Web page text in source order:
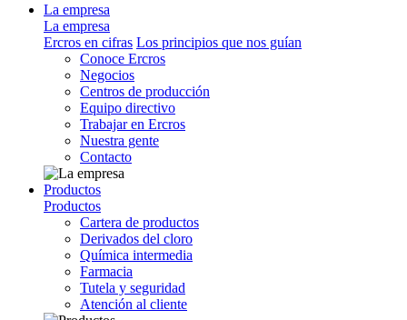
La empresa
La empresa
Ercros en cifras Los principios que nos guían
Conoce Ercros
Negocios
Centros de producción
Equipo directivo
Trabajar en Ercros
Nuestra gente
Contacto
Productos
Productos
Cartera de productos
Derivados del cloro
Química intermedia
Farmacia
Tutela y seguridad
Atención al cliente